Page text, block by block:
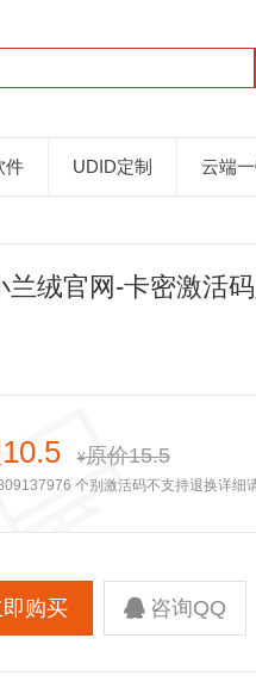
件 UDID定制 云端
兰绒官网-卡密激活
¥原价15.5
个别激活码不支持退换详细
即购买 咨询QQ